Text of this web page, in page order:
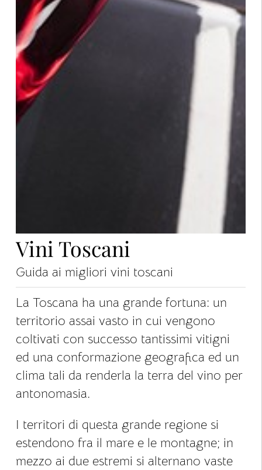
Vini Toscani
Guida ai migliori vini toscani
La Toscana ha una grande fortuna: un
territorio assai vasto in cui vengono
coltivati con successo tantissimi vitigni
ed una conformazione geografica ed un
clima tali da renderla la terra del vino per
antonomasia.
I territori di questa grande regione si
estendono fra il mare e le montagne; in
mezzo ai due estremi si alternano vaste